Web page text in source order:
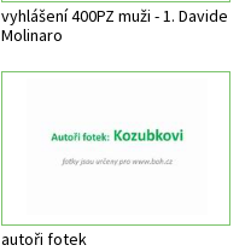
vyhlášení 400PZ muži - 1. Davide
Molinaro
autoři fotek